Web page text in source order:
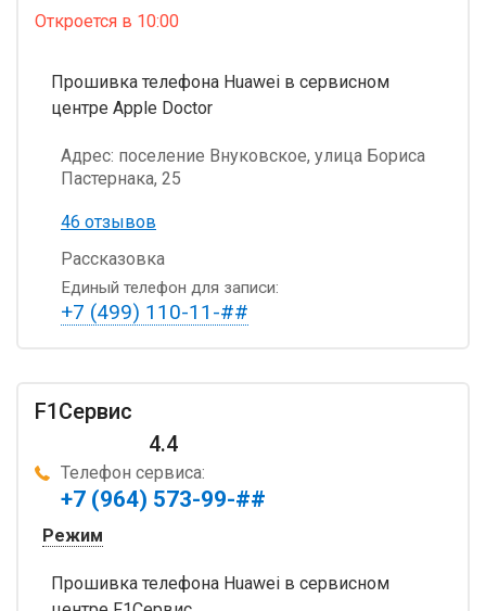
Откроется в 10:00
Прошивка телефона Huawei в сервисном
центре Apple Doctor
Адрес: поселение Внуковское, улица Бориса
Пастернака, 25
46 отзывов
Рассказовка
Единый телефон для записи:
+7 (499) 110-11-##
F1Сервис
4.4
Телефон сервиса:
+7 (964) 573-99-##
Режим
Прошивка телефона Huawei в сервисном